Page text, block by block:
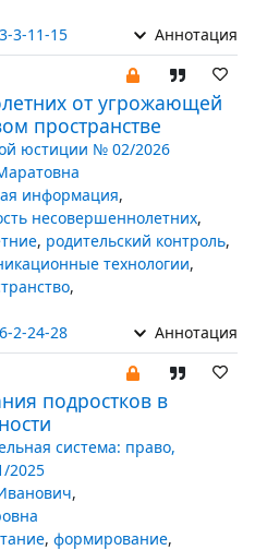
3-11-15 Аннотация
от угрожающей
пространстве
юстиции № 02/2026
информация,
несовершеннолетних,
, родительский контроль,
технологии,
,
2-24-28 Аннотация
подростков в
система: право,
2025
,
, формирование,